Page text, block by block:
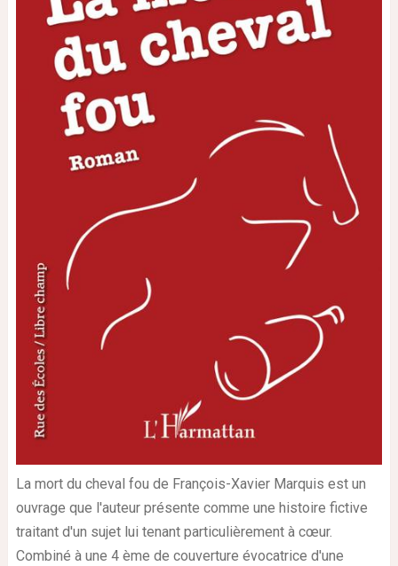
La mort du cheval fou de François-Xavier Marquis est un
ouvrage que l'auteur présente comme une histoire fictive
traitant d'un sujet lui tenant particulièrement à cœur.
Combiné à une 4 ème de couverture évocatrice d'une